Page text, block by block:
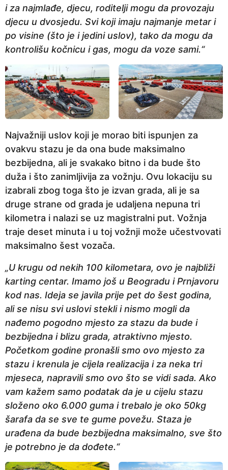
i za najmlađe, djecu, roditelji mogu da provozaju
djecu u dvosjedu. Svi koji imaju najmanje metar i
po visine (što je i jedini uslov), tako da mogu da
kontrolišu kočnicu i gas, mogu da voze sami.“
Najvažniji uslov koji je morao biti ispunjen za
ovakvu stazu je da ona bude maksimalno
bezbijedna, ali je svakako bitno i da bude što
duža i što zanimljivija za vožnju. Ovu lokaciju su
izabrali zbog toga što je izvan grada, ali je sa
druge strane od grada je udaljena nepuna tri
kilometra i nalazi se uz magistralni put. Vožnja
traje deset minuta i u toj vožnji može učestvovati
maksimalno šest vozača.
„U krugu od nekih 100 kilometara, ovo je najbliži
karting centar. Imamo još u Beogradu i Prnjavoru
kod nas. Ideja se javila prije pet do šest godina,
ali se nisu svi uslovi stekli i nismo mogli da
nađemo pogodno mjesto za stazu da bude i
bezbijedna i blizu grada, atraktivno mjesto.
Početkom godine pronašli smo ovo mjesto za
stazu i krenula je cijela realizacija i za neka tri
mjeseca, napravili smo ovo što se vidi sada. Ako
vam kažem samo podatak da je u cijelu stazu
složeno oko 6.000 guma i trebalo je oko 50kg
šarafa da se sve te gume povežu. Staza je
urađena da bude bezbijedna maksimalno, sve što
je potrebno je da dođete.“